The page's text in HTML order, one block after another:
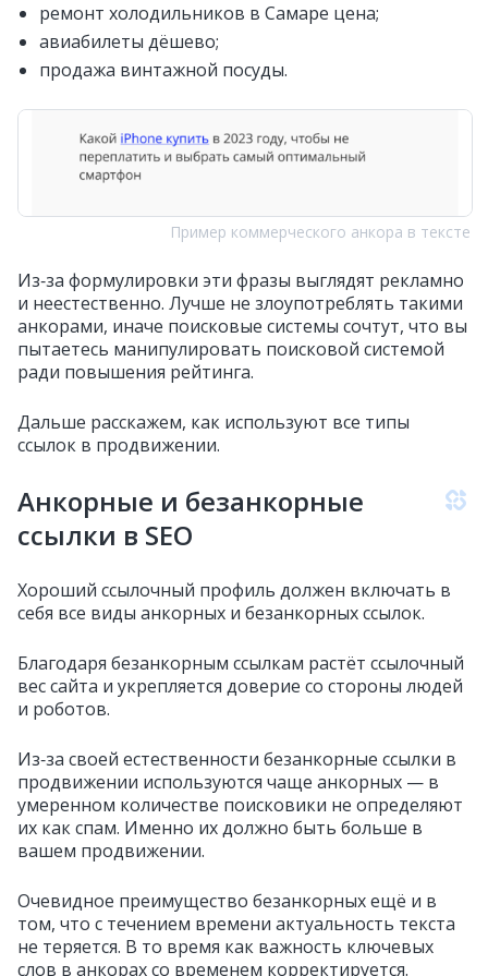
ремонт холодильников в Самаре цена;
авиабилеты дёшево;
продажа винтажной посуды.
Пример коммерческого анкора в тексте
Из‑за формулировки эти фразы выглядят рекламно
и неестественно. Лучше не злоупотреблять такими
анкорами, иначе поисковые системы сочтут, что вы
пытаетесь манипулировать поисковой системой
ради повышения рейтинга.
Дальше расскажем, как используют все типы
ссылок в продвижении.
Анкорные и безанкорные
ссылки в SEO
Хороший ссылочный профиль должен включать в
себя все виды анкорных и безанкорных ссылок.
Благодаря безанкорным ссылкам растёт ссылочный
вес сайта и укрепляется доверие со стороны людей
и роботов.
Из‑за своей естественности безанкорные ссылки в
продвижении используются чаще анкорных — в
умеренном количестве поисковики не определяют
их как спам. Именно их должно быть больше в
вашем продвижении.
Очевидное преимущество безанкорных ещё и в
том, что с течением времени актуальность текста
не теряется. В то время как важность ключевых
слов в анкорах со временем корректируется.